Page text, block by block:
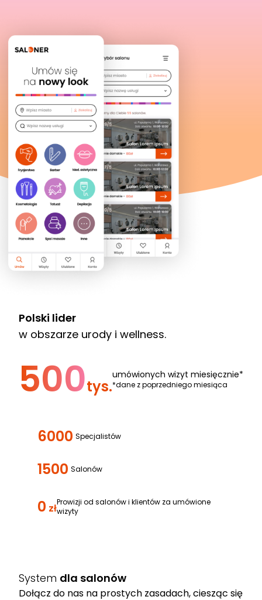
Polski lider
w obszarze urody i wellness.
500tys.
umówionych wizyt miesięcznie*
*dane z poprzedniego miesiąca
6000 Specjalistów
1500 Salonów
0 złProwizji od salonów i klientów za umówione
wizyty
System dla salonów
Dołącz do nas na prostych zasadach, ciesząc się